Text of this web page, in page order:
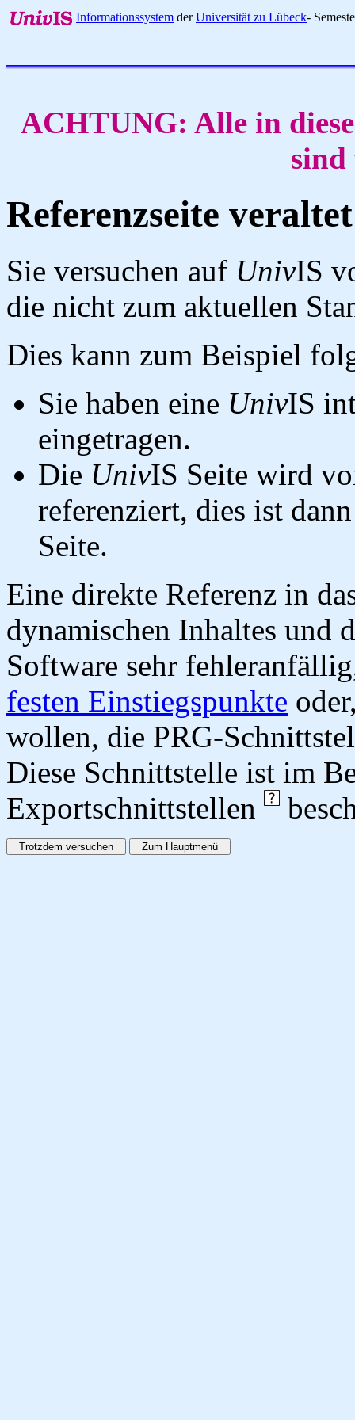
Informationssystem derUniversität zu Lübeck-
ACHTUNG: Alle in
Referenzseite veraltet
Sie versuchen auf UnivIS
die nicht zum aktuellen
Dies kann zum Beispiel
Sie haben eine UnivIS
eingetragen.
Die UnivIS Seite wird
referenziert, dies ist
Seite.
Eine direkte Referenz in
dynamischen Inhaltes und
Software sehr
festen Einstiegspunkte
wollen, die PRG-
Diese Schnittstelle ist im
Exportschnittstellen